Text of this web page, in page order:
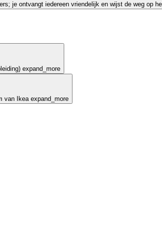
je ontvangt iedereen vriendelijk en wijst de weg op
expand_more
van Ikea expand_more